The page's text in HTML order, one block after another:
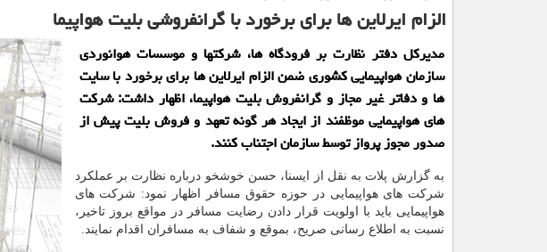
الزام ایرلاین ها برای برخورد با گرانفروشی بلیت هواپیما
مدیرکل دفتر نظارت بر فرودگاه ها، شرکتها و موسسات هوانوردی
سازمان هواپیمایی کشوری ضمن الزام ایرلاین ها برای برخورد با سایت
ها و دفاتر غیر مجاز و گرانفروش بلیت هواپیما، اظهار داشت: شرکت
های هواپیمایی موظفند از ایجاد هر گونه تعهد و فروش بلیت پیش از
صدور مجوز پرواز توسط سازمان اجتناب کنند.
به گزارش پلات به نقل از ایسنا، حسن خوشخو درباره نظارت بر عملکرد
شرکت های هواپیمایی در حوزه حقوق مسافر اظهار نمود: شرکت های
هواپیمایی باید با اولویت قرار دادن رضایت مسافر در مواقع بروز تاخیر،
نسبت به اطلاع رسانی صریح، بموقع و شفاف به مسافران اقدام نمایند.